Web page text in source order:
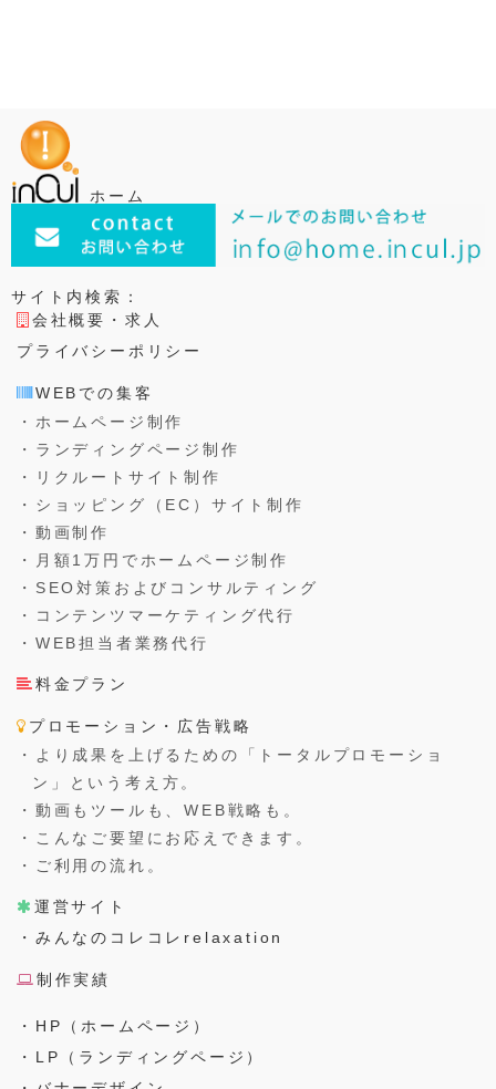
ホーム
サイト内検索：
会社概要・求人
プライバシーポリシー
WEBでの集客
・ホームページ制作
・ランディングページ制作
・リクルートサイト制作
・ショッピング（EC）サイト制作
・動画制作
・月額1万円でホームページ制作
・SEO対策およびコンサルティング
・コンテンツマーケティング代行
・WEB担当者業務代行
料金プラン
プロモーション・広告戦略
・より成果を上げるための「トータルプロモーショ
ン」という考え方。
・動画もツールも、WEB戦略も。
・こんなご要望にお応えできます。
・ご利用の流れ。
運営サイト
・みんなのコレコレrelaxation
制作実績
・HP（ホームページ）
・LP（ランディングページ）